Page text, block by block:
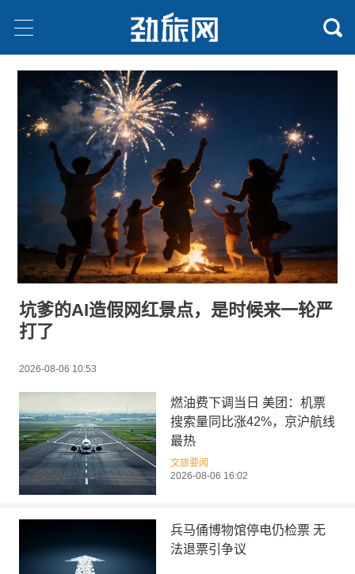
坑爹的AI造假网红景点，是时候来一轮严
打了
2026-08-06 10:53
燃油费下调当日 美团：机票
搜索量同比涨42%，京沪航线
最热
文旅要闻
2026-08-06 16:02
兵马俑博物馆停电仍检票 无
法退票引争议